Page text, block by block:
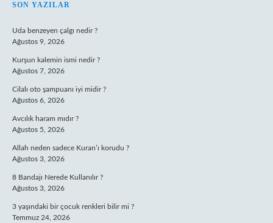
SIDEBAR
SON YAZILAR
Uda benzeyen çalgı nedir ?
Ağustos 9, 2026
Kurşun kalemin ismi nedir ?
Ağustos 7, 2026
Cilalı oto şampuanı iyi midir ?
Ağustos 6, 2026
Avcılık haram mıdır ?
Ağustos 5, 2026
Allah neden sadece Kuran’ı korudu ?
Ağustos 3, 2026
8 Bandajı Nerede Kullanılır ?
Ağustos 3, 2026
3 yaşındaki bir çocuk renkleri bilir mi ?
Temmuz 24, 2026